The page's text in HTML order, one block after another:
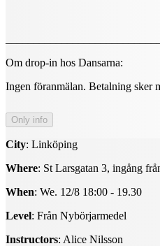
Om drop-in hos Dansarna:
Ingen föranmälan. Betalning sker
City: Linköping
Where: St Larsgatan 3, ingång
When: We. 12/8 18:00 - 19.30
Level: Från Nybörjarmedel
Instructors: Alice Nilsson